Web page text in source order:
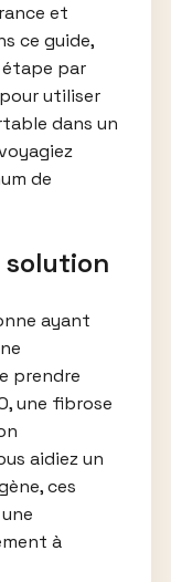
et
ce guide,
par
utiliser
dans un
de
solution
ayant
prendre
une fibrose
aidiez un
ces
à